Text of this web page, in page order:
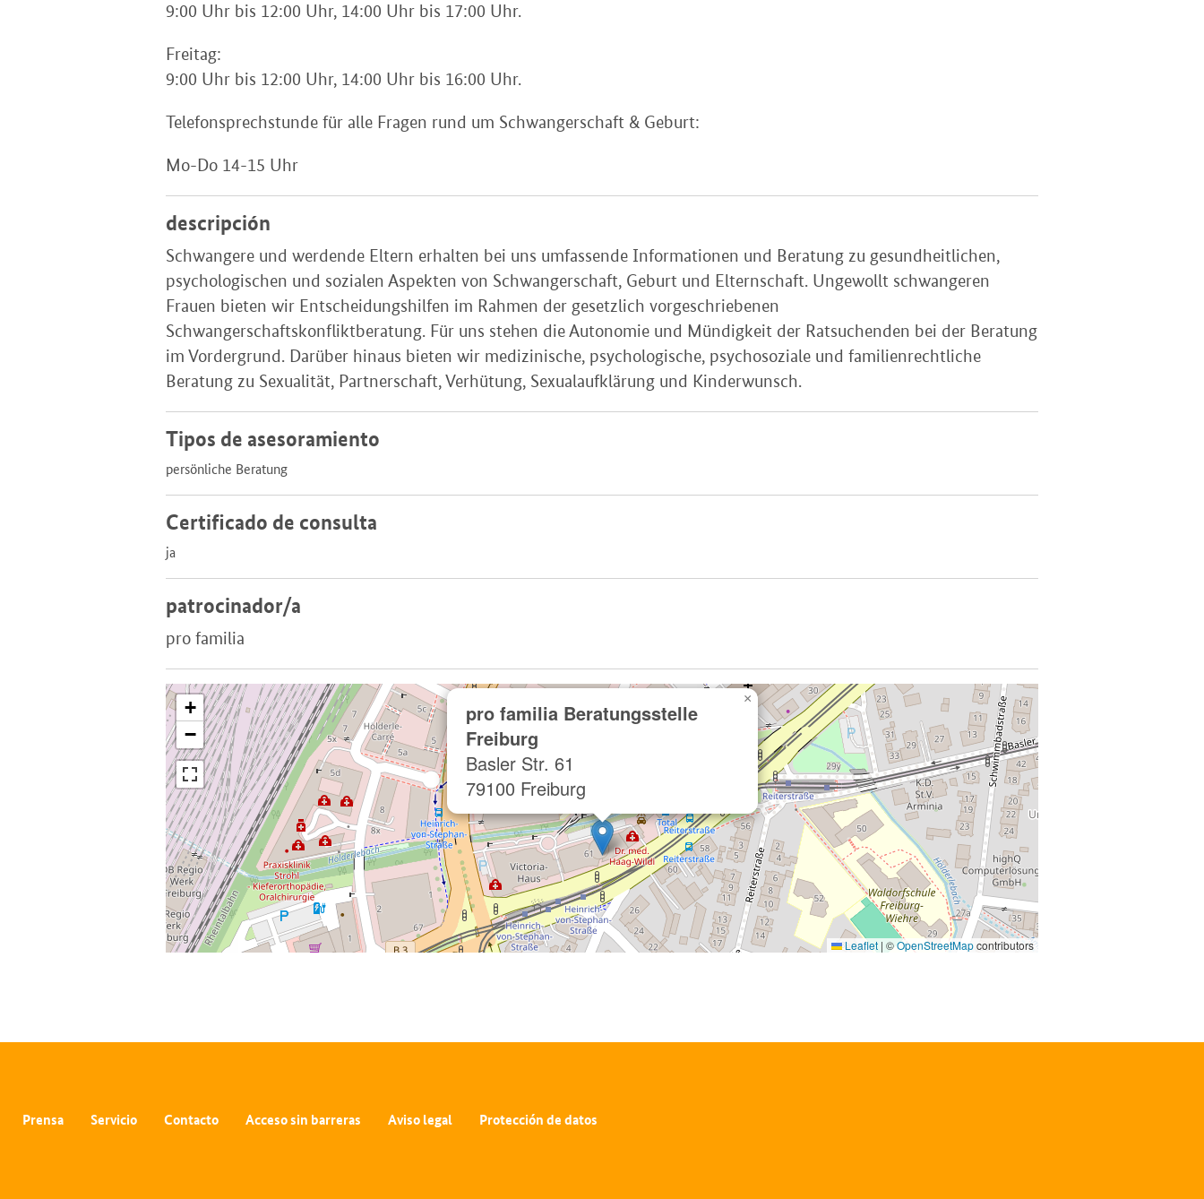
9:00 Uhr bis 12:00 Uhr, 14:00 Uhr bis 17:00 Uhr.
Freitag:
9:00 Uhr bis 12:00 Uhr, 14:00 Uhr bis 16:00 Uhr.
Telefonsprechstunde für alle Fragen rund um Schwangerschaft & Geburt:
Mo-Do 14-15 Uhr
descripción
Schwangere und werdende Eltern erhalten bei uns umfassende Informationen und Beratung zu gesundheitlichen,
psychologischen und sozialen Aspekten von Schwangerschaft, Geburt und Elternschaft. Ungewollt schwangeren
Frauen bieten wir Entscheidungshilfen im Rahmen der gesetzlich vorgeschriebenen
Schwangerschaftskonfliktberatung. Für uns stehen die Autonomie und Mündigkeit der Ratsuchenden bei der Beratung
im Vordergrund. Darüber hinaus bieten wir medizinische, psychologische, psychosoziale und familienrechtliche
Beratung zu Sexualität, Partnerschaft, Verhütung, Sexualaufklärung und Kinderwunsch.
Tipos de asesoramiento
persönliche Beratung
Certificado de consulta
ja
patrocinador/a
pro familia
pro familia Beratungsstelle
Freiburg
Basler Str. 61
79100 Freiburg
×
+
−
Leaflet | ©OpenStreetMapcontributors
Prensa Servicio Contacto Acceso sin barreras Aviso legal Protección de datos